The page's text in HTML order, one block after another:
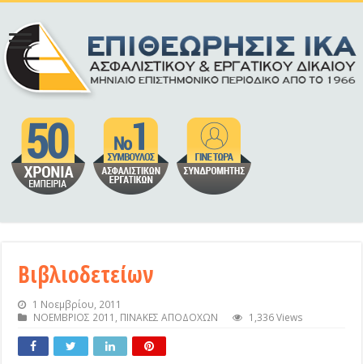
Βιβλιοδετείων
1 Νοεμβρίου, 2011
ΝΟΕΜΒΡΙΟΣ 2011 , ΠΙΝΑΚΕΣ ΑΠΟΔΟΧΩΝ 1,336 Views